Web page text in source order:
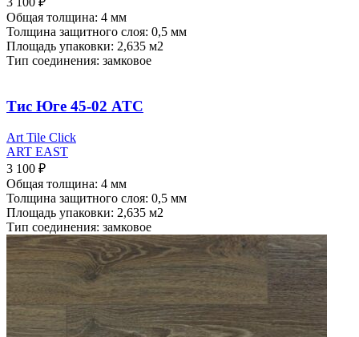
Общая толщина: 4 мм
Толщина защитного слоя: 0,5 мм
Площадь упаковки: 2,635 м2
Тип соединения: замковое
Тис Юге 45-02 ATC
Art Tile Click
ART EAST
3 100 ₽
Общая толщина: 4 мм
Толщина защитного слоя: 0,5 мм
Площадь упаковки: 2,635 м2
Тип соединения: замковое